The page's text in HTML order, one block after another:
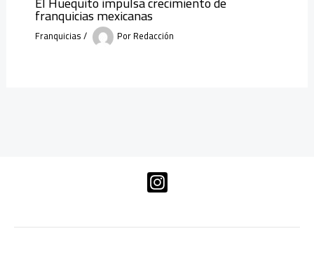
franquicias mexicanas
Franquicias/ PorRedacción